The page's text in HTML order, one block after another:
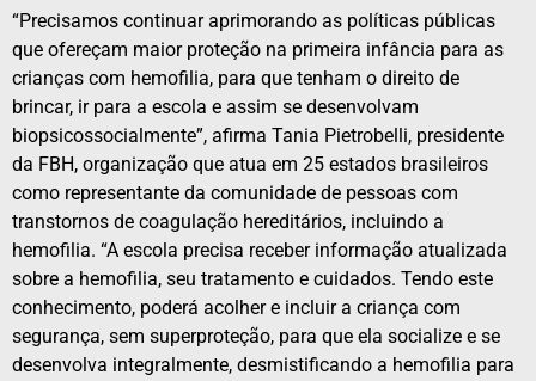
“Precisamos continuar aprimorando as políticas públicas
que ofereçam maior proteção na primeira infância para as
crianças com hemofilia, para que tenham o direito de
brincar, ir para a escola e assim se desenvolvam
biopsicossocialmente”, afirma Tania Pietrobelli, presidente
da FBH, organização que atua em 25 estados brasileiros
como representante da comunidade de pessoas com
transtornos de coagulação hereditários, incluindo a
hemofilia. “A escola precisa receber informação atualizada
sobre a hemofilia, seu tratamento e cuidados. Tendo este
conhecimento, poderá acolher e incluir a criança com
segurança, sem superproteção, para que ela socialize e se
desenvolva integralmente, desmistificando a hemofilia para